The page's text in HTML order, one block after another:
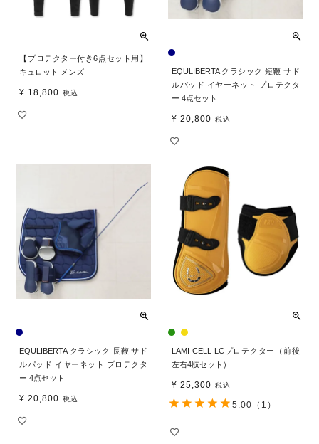
【プロテクター付き6点セット用】
キュロット メンズ
¥ 18,800 税込
EQULIBERTA クラシック 短鞭 サド
ルパッド イヤーネット プロテクタ
ー 4点セット
¥ 20,800 税込
EQULIBERTA クラシック 長鞭 サド
ルパッド イヤーネット プロテクタ
ー 4点セット
¥ 20,800 税込
LAMI-CELL LCプロテクター（前後
左右4肢セット）
¥ 25,300 税込
5.00 （1）